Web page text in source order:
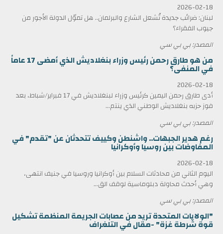
2026-02-18
لبنان: ضرائب جديدة تُشعل الشارع والبرلمان.. هل تموّل الدولة الأجور من
جيوب الفقراء؟
المصدر: بي بي سي
من هو طارق رحمن رئيس وزراء بنغلاديش الذي أمضى 17 عاماً
في المنفى؟
2026-02-18
أدى طارق رحمن اليمين كرئيس وزراء لبنغلاديش في 17 فبراير/شباط، بعد
فوز حزبه بنغلاديش الوطني الذي ينتم...
المصدر: بي بي سي
رغم هدير الجبهات.. واشنطن وكييف تتحدثان عن "تقدم" في
المفاوضات بين روسيا وأوكرانيا
2026-02-18
اليوم الثاني من محادثات السلام بين أوكرانيا وروسيا في جنيف انتهى،
وهي أحدث محاولة دبلوماسية لوقف الق...
المصدر: بي بي سي
"الولايات المتحدة تريد من عصابات الجريمة المنظمة تشكيل
قوة شرطة غزة" -مقال في التلغراف